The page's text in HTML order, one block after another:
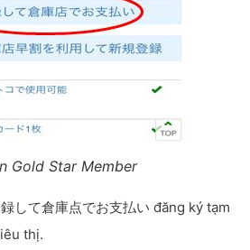
Gold Star Member
して倉庫点でお支払い đăng ký tạm
thị.